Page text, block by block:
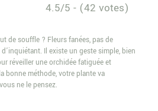
4.5/5 - (42 votes)
de souffle ? Fleurs fanées, pas de
Il existe un geste simple, bien
réveiller une orchidée fatiguée et
bonne méthode, votre plante va
ne le pensez.